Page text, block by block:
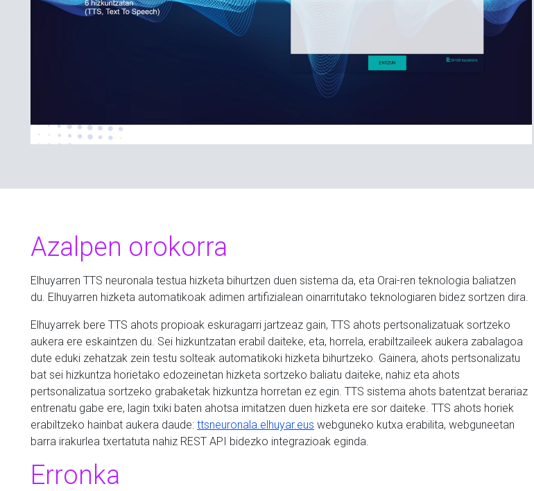
Azalpen orokorra
Elhuyarren TTS neuronala testua hizketa bihurtzen duen sistema da, eta Orai-ren teknologia baliatzen
du. Elhuyarren hizketa automatikoak adimen artifizialean oinarritutako teknologiaren bidez sortzen dira.
Elhuyarrek bere TTS ahots propioak eskuragarri jartzeaz gain, TTS ahots pertsonalizatuak sortzeko
aukera ere eskaintzen du. Sei hizkuntzatan erabil daiteke, eta, horrela, erabiltzaileek aukera zabalagoa
dute eduki zehatzak zein testu solteak automatikoki hizketa bihurtzeko. Gainera, ahots pertsonalizatu
bat sei hizkuntza horietako edozeinetan hizketa sortzeko baliatu daiteke, nahiz eta ahots
pertsonalizatua sortzeko grabaketak hizkuntza horretan ez egin. TTS sistema ahots batentzat berariaz
entrenatu gabe ere, lagin txiki baten ahotsa imitatzen duen hizketa ere sor daiteke. TTS ahots horiek
erabiltzeko hainbat aukera daude: ttsneuronala.elhuyar.eus webguneko kutxa erabilita, webguneetan
barra irakurlea txertatuta nahiz REST API bidezko integrazioak eginda.
Erronka